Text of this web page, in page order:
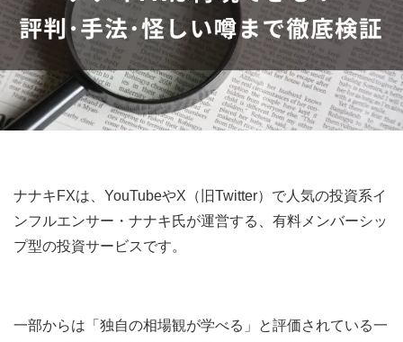
ナナキFXは、YouTubeやX（旧Twitter）で人気の投資系イ
ンフルエンサー・ナナキ氏が運営する、有料メンバーシッ
プ型の投資サービスです。
一部からは「独自の相場観が学べる」と評価されている一